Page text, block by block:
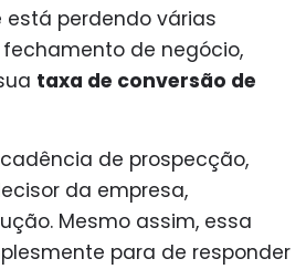
está perdendo várias
de negócio,
taxa de conversão de
de prospecção,
da empresa,
Mesmo assim, essa
para de responder